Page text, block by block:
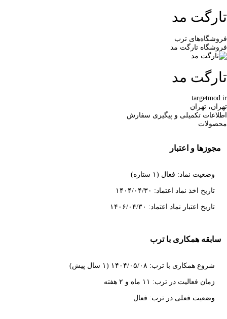
تارگت مد
فروشگاه‌های ترب
فروشگاه تارگت مد
تارگت مد
targetmod.ir
تهران، تهران
اطلاعات تکمیلی و پیگیری سفارش
محصولات
مجوزها و اعتبار
وضعیت نماد: فعال (۱ ستاره)
تاریخ اخذ نماد اعتماد: ۱۴۰۴/۰۴/۳۰
تاریخ اعتبار نماد اعتماد: ۱۴۰۶/۰۴/۳۰
سابقه همکاری با ترب
شروع همکاری با ترب: ۱۴۰۴/۰۵/۰۸ (۱ سال پیش)
زمان فعالیت در ترب: ۱۱ ماه و ۲ هفته
وضعیت فعلی در ترب: فعال